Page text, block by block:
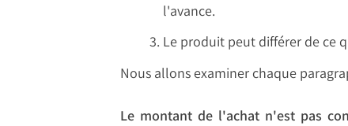
l'avance.
Le produit peut différer de ce
Nous allons examiner chaque
Le montant de l'achat n'est pas